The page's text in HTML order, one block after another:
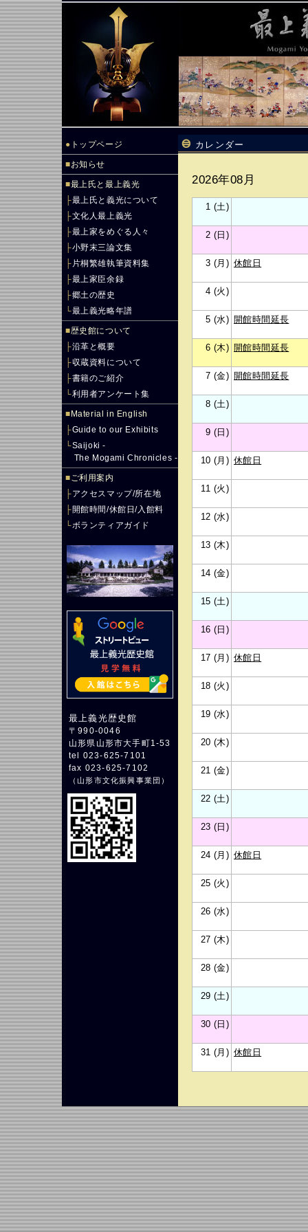
● トップページ
■お知らせ
■最上氏と最上義光
├最上氏と義光について
├文化人最上義光
├最上家をめぐる人々
├小野末三論文集
├ 片桐繁雄執筆資料集
├最上家臣余録
├郷土の歴史
└最上義光略年譜
■歴史館について
├沿革と概要
├収蔵資料について
├書籍のご紹介
└利用者アンケート集
■ Material in English
├Guide to our Exhibits
└Saijoki -
The Mogami Chronicles -
■ご利用案内
├アクセスマップ/所在地
├開館時間/休館日/入館料
└ボランティアガイド
最上義光歴史館
〒990-0046
山形県山形市大手町1-53
tel 023-625-7101
fax 023-625-7102
（山形市文化振興事業団 ）
カレンダー
2026年08月
1 (土)
2 (日)
3 (月) 休館日
4 (火)
5 (水) 開館時間延長
6 (木) 開館時間延長
7 (金) 開館時間延長
8 (土)
9 (日)
10 (月) 休館日
11 (火)
12 (水)
13 (木)
14 (金)
15 (土)
16 (日)
17 (月) 休館日
18 (火)
19 (水)
20 (木)
21 (金)
22 (土)
23 (日)
24 (月) 休館日
25 (火)
26 (水)
27 (木)
28 (金)
29 (土)
30 (日)
31 (月) 休館日